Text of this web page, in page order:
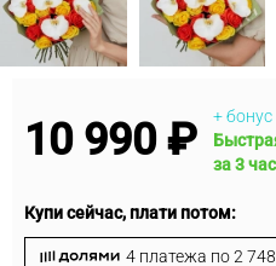
10 990 ₽ + бонус
за 3
Купи сейчас, плати потом:
4 платежа по2